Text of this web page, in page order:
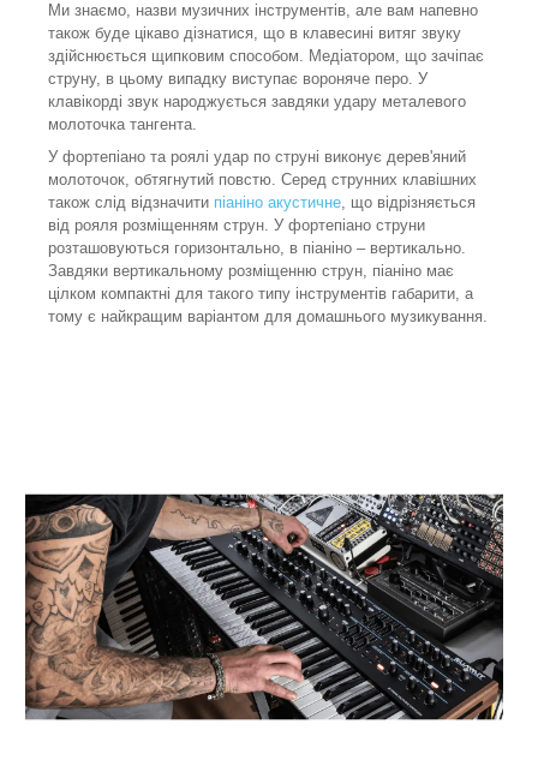
Ми знаємо, назви музичних інструментів, але вам напевно
також буде цікаво дізнатися, що в клавесині витяг звуку
здійснюється щипковим способом. Медіатором, що зачіпає
струну, в цьому випадку виступає вороняче перо. У
клавікорді звук народжується завдяки удару металевого
молоточка тангента.
У фортепіано та роялі удар по струні виконує дерев'яний
молоточок, обтягнутий повстю. Серед струнних клавішних
також слід відзначити піаніно акустичне, що відрізняється
від рояля розміщенням струн. У фортепіано струни
розташовуються горизонтально, в піаніно – вертикально.
Завдяки вертикальному розміщенню струн, піаніно має
цілком компактні для такого типу інструментів габарити, а
тому є найкращим варіантом для домашнього музикування.